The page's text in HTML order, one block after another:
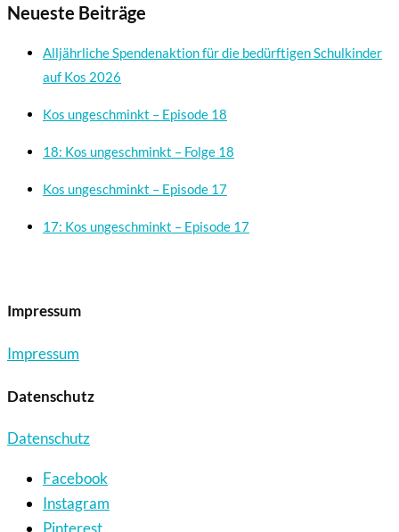
Neueste Beiträge
Alljährliche Spendenaktion für die bedürftigen Schulkinder
auf Kos 2026
Kos ungeschminkt – Episode 18
18: Kos ungeschminkt – Folge 18
Kos ungeschminkt – Episode 17
17: Kos ungeschminkt – Episode 17
Impressum
Impressum
Datenschutz
Datenschutz
Facebook
Instagram
Pinterest